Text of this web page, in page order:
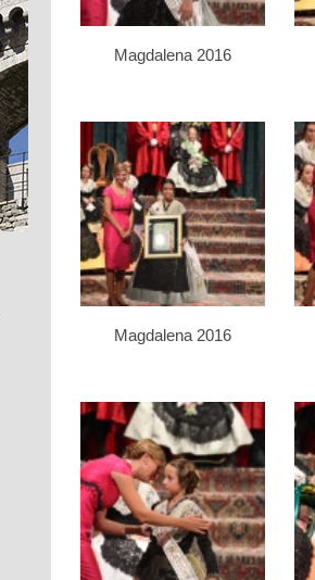
Magdalena 2016
Magdalena 2016